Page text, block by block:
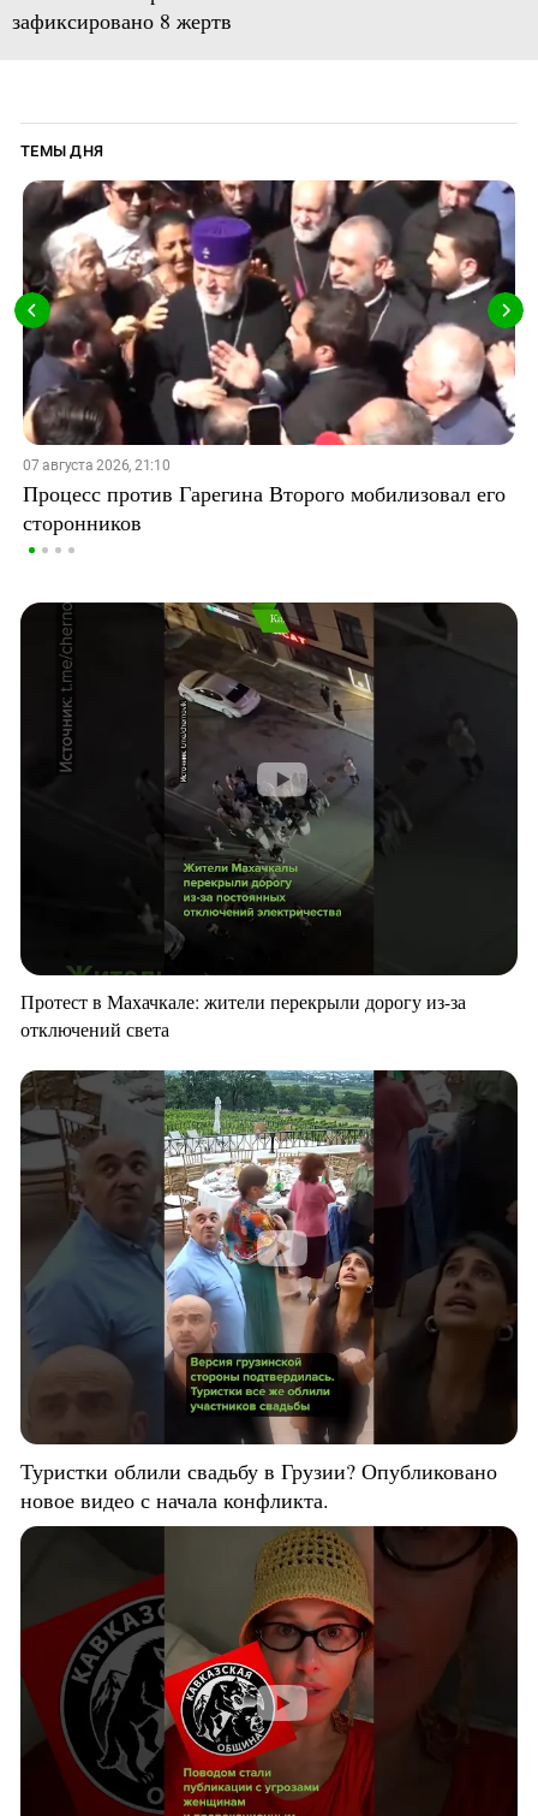
зафиксировано 8 жертв
ТЕМЫ ДНЯ
07 августа 2026, 21:10
Процесс против Гарегина Второго мобилизовал его
сторонников
Протест в Махачкале: жители перекрыли дорогу из-за
отключений света
Туристки облили свадьбу в Грузии? Опубликовано
новое видео с начала конфликта.